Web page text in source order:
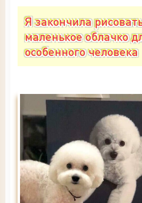
Я закончила
маленькое облачко
особенного человека